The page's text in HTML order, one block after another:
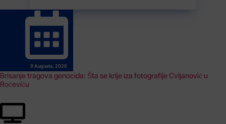
9 Augusta, 2026
Brisanje tragova genocida: Šta se krije iza fotografije Cvijanović u
Roćeviću